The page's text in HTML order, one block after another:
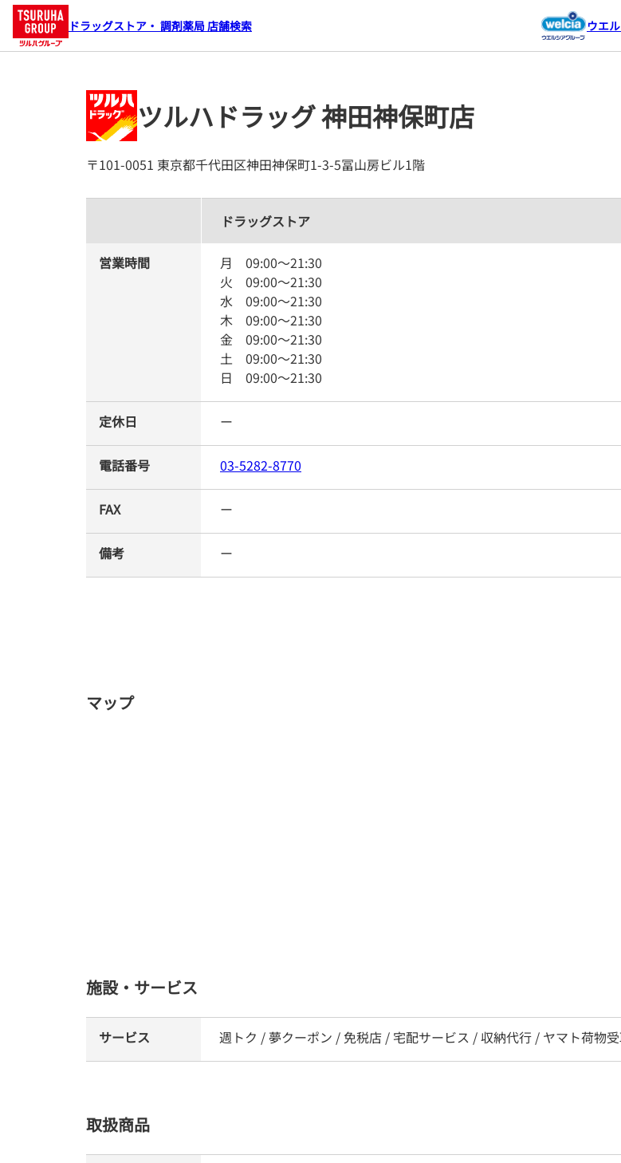
ドラッグストア・ 調剤薬局 店舗検索 ウエ
ツルハドラッグ 神田神保町店
〒101-0051 東京都千代田区神田神保町1-3-5冨山房ビル1階
ドラッグストア
営業時間 月 09:00～21:30
火 09:00～21:30
水 09:00～21:30
木 09:00～21:30
金 09:00～21:30
土 09:00～21:30
日 09:00～21:30
定休日 ー
電話番号 03-5282-8770
FAX ー
備考 ー
マップ
施設・サービス
サービス 週トク / 夢クーポン / 免税店 / 宅配サービス / 収納代行 / ヤマト荷物
取扱商品